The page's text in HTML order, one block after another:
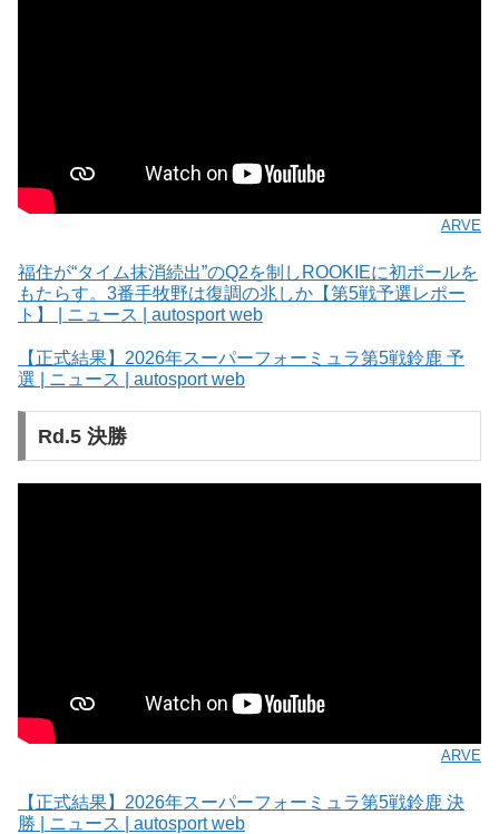
ARVE
福住が“タイム抹消続出”のQ2を制しROOKIEに初ポールを
もたらす。3番手牧野は復調の兆しか【第5戦予選レポー
ト】 | ニュース | autosport web
【正式結果】2026年スーパーフォーミュラ第5戦鈴鹿 予
選 | ニュース | autosport web
Rd.5 決勝
ARVE
【正式結果】2026年スーパーフォーミュラ第5戦鈴鹿 決
勝 | ニュース | autosport web